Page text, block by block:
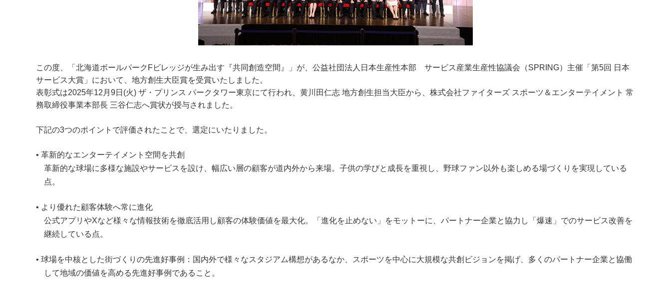
この度、「北海道ボールパークFビレッジが生み出す『共同創造空間』」が、公益社団法人日本生産性本部 サービス産業生産性協議会（SPRING）主催「第5回 日本
サービス大賞」において、地方創生大臣賞を受賞いたしました。
表彰式は2025年12月9日(火) ザ・プリンス パークタワー東京にて行われ、黄川田仁志 地方創生担当大臣から、株式会社ファイターズ スポーツ＆エンターテイメント 常
務取締役事業本部長 三谷仁志へ賞状が授与されました。
下記の3つのポイントで評価されたことで、選定にいたりました。
• 革新的なエンターテイメント空間を共創
革新的な球場に多様な施設やサービスを設け、幅広い層の顧客が道内外から来場。子供の学びと成長を重視し、野球ファン以外も楽しめる場づくりを実現している
点。
• より優れた顧客体験へ常に進化
公式アプリやXなど様々な情報技術を徹底活用し顧客の体験価値を最大化。「進化を止めない」をモットーに、パートナー企業と協力し「爆速」でのサービス改善を
継続している点。
• 球場を中核とした街づくりの先進好事例：国内外で様々なスタジアム構想があるなか、スポーツを中心に大規模な共創ビジョンを掲げ、多くのパートナー企業と協働
して地域の価値を高める先進好事例であること。